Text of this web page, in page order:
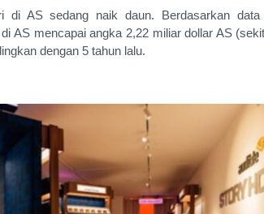
di AS sedang naik daun. Berdasarkan data
AS mencapai angka 2,22 miliar dollar AS
dengan 5 tahun lalu.